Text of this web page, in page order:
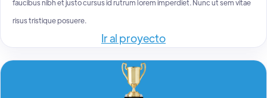
faucibus nibh et justo cursus id rutrum lorem imperdiet. Nunc ut sem vitae
risus tristique posuere.
Ir al proyecto